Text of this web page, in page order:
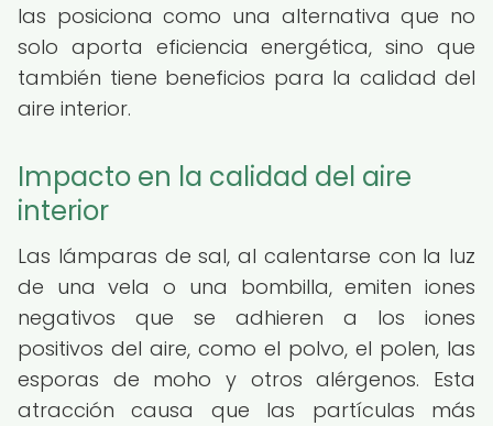
las posiciona como una alternativa que no
solo aporta eficiencia energética, sino que
también tiene beneficios para la calidad del
aire interior.
Impacto en la calidad del aire
interior
Las lámparas de sal, al calentarse con la luz
de una vela o una bombilla, emiten iones
negativos que se adhieren a los iones
positivos del aire, como el polvo, el polen, las
esporas de moho y otros alérgenos. Esta
atracción causa que las partículas más